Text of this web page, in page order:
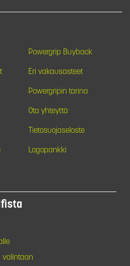
Powergrip Buyback
Eri vakausasteet
Powergripin tarina
Ota yhteyttä
Tietosuojaseloste
Logopankki
valintaan